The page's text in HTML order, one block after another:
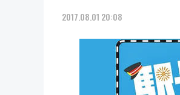
2017.08.01 20:08